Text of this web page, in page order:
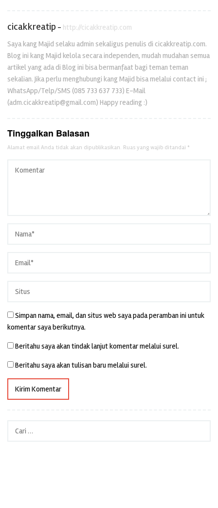
cicakkreatip - http://cicakkreatip.com
Saya kang Majid selaku admin sekaligus penulis di cicakkreatip.com.
Blog ini kang Majid kelola secara independen, mudah mudahan semua
artikel yang ada di Blog ini bisa bermanfaat bagi teman teman
sekalian. Jika perlu menghubungi kang Majid bisa melalui contact ini ;
WhatsApp/Telp/SMS (085 733 637 733) E-Mail
(adm.cicakkreatip@gmail.com) Happy reading :)
Tinggalkan Balasan
Alamat email Anda tidak akan dipublikasikan. Ruas yang wajib ditandai *
Simpan nama, email, dan situs web saya pada peramban ini untuk
komentar saya berikutnya.
Beritahu saya akan tindak lanjut komentar melalui surel.
Beritahu saya akan tulisan baru melalui surel.